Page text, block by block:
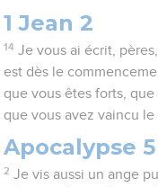
1 Jean 2
14 Je vous ai écrit,
est dès le
que vous êtes forts,
que vous avez vaincu le
Apocalypse 5
2 Je vis aussi un ange